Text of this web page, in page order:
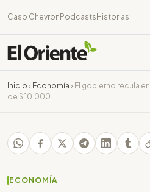
Caso Chevron Podcasts Historias
Inicio › Economía › El gobierno recula
de $ 10.000
ECONOMÍA